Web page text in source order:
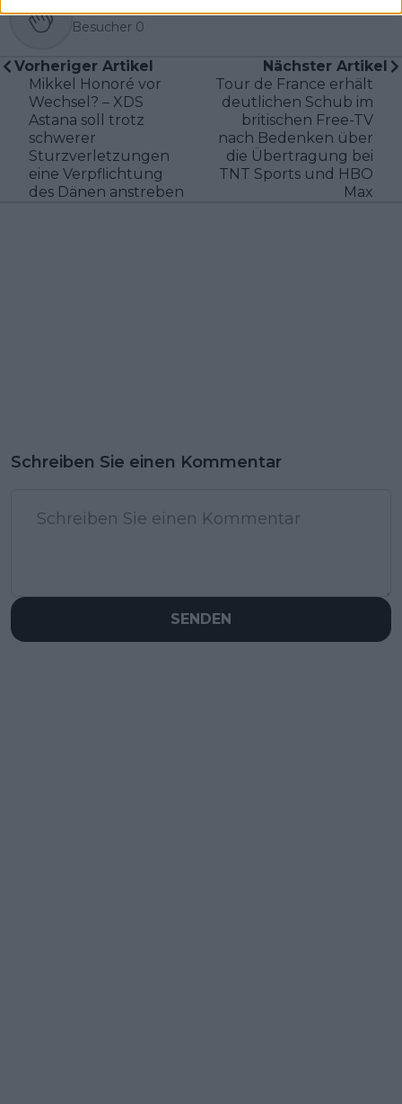
Klatscht 0
Besucher 0
Vorheriger Artikel
Mikkel Honoré vor
Wechsel? – XDS
Astana soll trotz
schwerer
Sturzverletzungen
eine Verpflichtung
des Dänen anstreben
Nächster Artikel
Tour de France erhält
deutlichen Schub im
britischen Free-TV
nach Bedenken über
die Übertragung bei
TNT Sports und HBO
Max
Schreiben Sie einen Kommentar
SENDEN